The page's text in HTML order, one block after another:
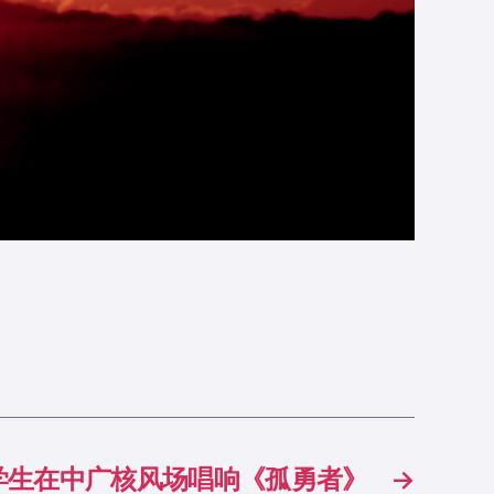
→
在中广核风场唱响《孤勇者》